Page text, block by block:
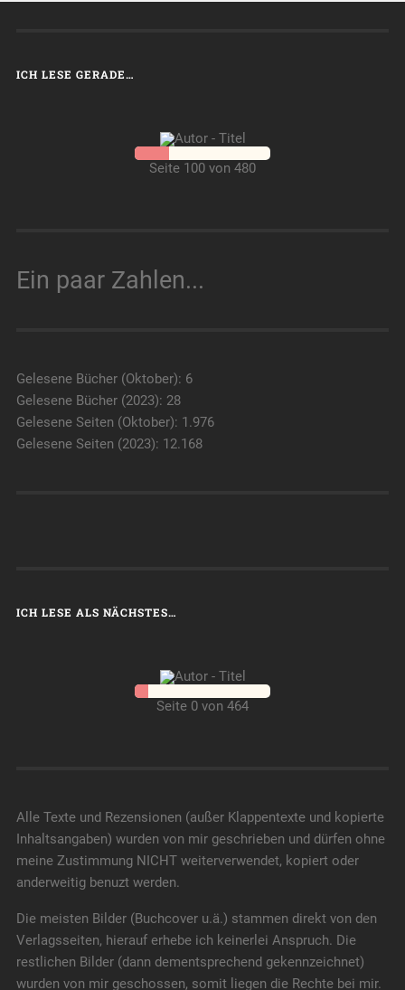
ICH LESE GERADE…
Seite 100 von 480
Ein paar Zahlen...
Gelesene Bücher (Oktober): 6
Gelesene Bücher (2023): 28
Gelesene Seiten (Oktober): 1.976
Gelesene Seiten (2023): 12.168
ICH LESE ALS NÄCHSTES…
Seite 0 von 464
Alle Texte und Rezensionen (außer Klappentexte und kopierte
Inhaltsangaben) wurden von mir geschrieben und dürfen ohne
meine Zustimmung NICHT weiterverwendet, kopiert oder
anderweitig benuzt werden.
Die meisten Bilder (Buchcover u.ä.) stammen direkt von den
Verlagsseiten, hierauf erhebe ich keinerlei Anspruch. Die
restlichen Bilder (dann dementsprechend gekennzeichnet)
wurden von mir geschossen, somit liegen die Rechte bei mir.